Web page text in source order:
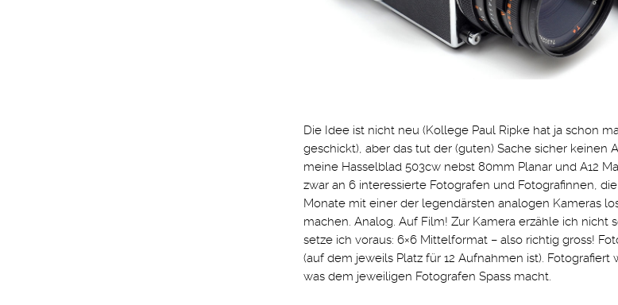
Die Idee ist nicht neu (Kollege Paul Ripke hat ja schon
geschickt), aber das tut der (guten) Sache sicher keinen
meine Hasselblad 503cw nebst 80mm Planar und A12
zwar an 6 interessierte Fotografen und Fotografinnen,
Monate mit einer der legendärsten analogen Kameras
machen. Analog. Auf Film! Zur Kamera erzähle ich nicht
setze ich voraus: 6×6 Mittelformat – also richtig gross!
(auf dem jeweils Platz für 12 Aufnahmen ist).
was dem jeweiligen Fotografen Spass macht.